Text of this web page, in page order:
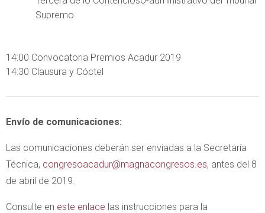
Supremo
14:00 Convocatoria Premios Acadur 2019
14:30 Clausura y Cóctel
Envío de comunicaciones:
Las comunicaciones deberán ser enviadas a la Secretaría
Técnica, congresoacadur@magnacongresos.es, antes del 8
de abril de 2019.
Consulte en este enlace las instrucciones para la